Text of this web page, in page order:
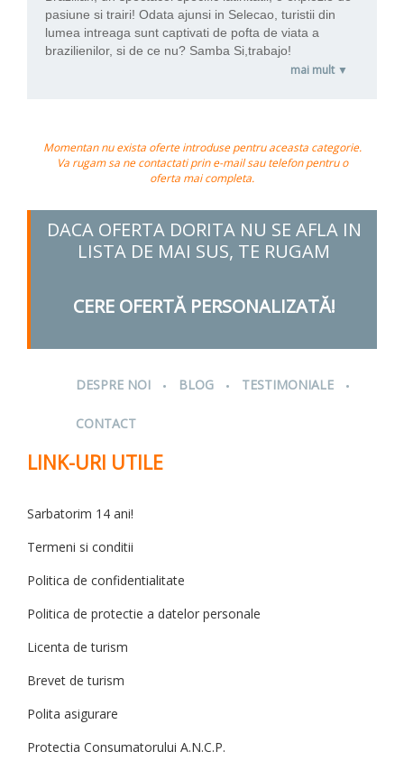
pasiune si trairi! Odata ajunsi in Selecao, turistii din
lumea intreaga sunt captivati de pofta de viata a
brazilienilor, si de ce nu? Samba Si,trabajo!
mai mult ▼
Momentan nu exista oferte introduse pentru aceasta categorie.
Va rugam sa ne contactati prin e-mail sau telefon pentru o
oferta mai completa.
DACA OFERTA DORITA NU SE AFLA IN
LISTA DE MAI SUS, TE RUGAM
CERE OFERTĂ PERSONALIZATĂ!
DESPRE NOI . BLOG . TESTIMONIALE .
CONTACT
LINK-URI UTILE
Sarbatorim 14 ani!
Termeni si conditii
Politica de confidentialitate
Politica de protectie a datelor personale
Licenta de turism
Brevet de turism
Polita asigurare
Protectia Consumatorului A.N.C.P.